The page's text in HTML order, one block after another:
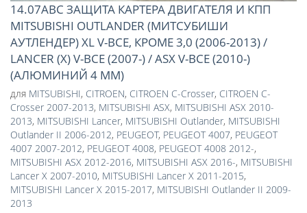
14.07ABC ЗАЩИТА КАРТЕРА ДВИГАТЕЛЯ И КПП
MITSUBISHI OUTLANDER (МИТСУБИШИ
АУТЛЕНДЕР) XL V-ВСЕ, КРОМЕ 3,0 (2006-2013) /
LANCER (Х) V-ВСЕ (2007-) / ASX V-ВСЕ (2010-)
(АЛЮМИНИЙ 4 ММ)
для MITSUBISHI, CITROEN, CITROEN C-Crosser, CITROEN C-
Crosser 2007-2013, MITSUBISHI ASX, MITSUBISHI ASX 2010-
2013, MITSUBISHI Lancer, MITSUBISHI Outlander, MITSUBISHI
Outlander II 2006-2012, PEUGEOT, PEUGEOT 4007, PEUGEOT
4007 2007-2012, PEUGEOT 4008, PEUGEOT 4008 2012-,
MITSUBISHI ASX 2012-2016, MITSUBISHI ASX 2016-, MITSUBISHI
Lancer X 2007-2010, MITSUBISHI Lancer X 2011-2015,
MITSUBISHI Lancer X 2015-2017, MITSUBISHI Outlander II 2009-
2013